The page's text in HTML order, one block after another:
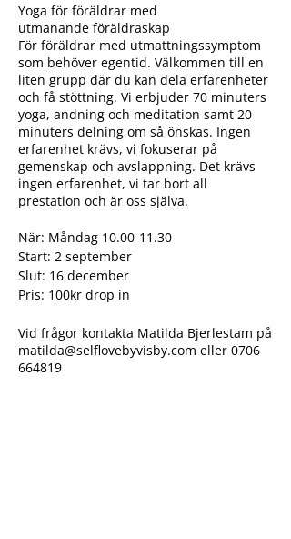
Yoga för föräldrar med
utmanande föräldraskap
För föräldrar med utmattningssymptom
som behöver egentid. Välkommen till en
liten grupp där du kan dela erfarenheter
och få stöttning. Vi erbjuder 70 minuters
yoga, andning och meditation samt 20
minuters delning om så önskas. Ingen
erfarenhet krävs, vi fokuserar på
gemenskap och avslappning. Det krävs
ingen erfarenhet, vi tar bort all
prestation och är oss själva.
När: Måndag 10.00-11.30
Start: 2 september
Slut: 16 december
Pris: 100kr drop in
Vid frågor kontakta Matilda Bjerlestam på
matilda@selflovebyvisby.com eller 0706
664819